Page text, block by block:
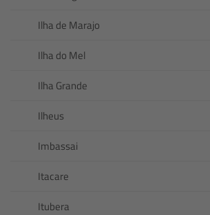
Ilha de Marajo
Ilha do Mel
Ilha Grande
Ilheus
Imbassai
Itacare
Itubera